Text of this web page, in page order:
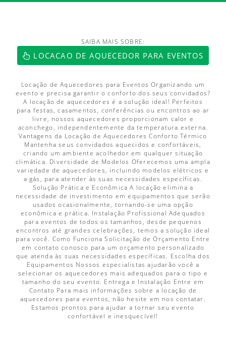
https://www.luftmaxi.com.br/
SAIBA MAIS SOBRE:
LOCACAO DE AQUECEDOR PARA EVENTOS
Locação de Aquecedores para Eventos Organizando um
evento e precisa garantir o conforto dos seus convidados?
A locação de aquecedores é a solução ideal! Perfeitos
para festas, casamentos, conferências ou encontros ao ar
livre, nossos aquecedores proporcionam calor e
aconchego, independentemente da temperatura externa.
Vantagens da Locação de Aquecedores Conforto Térmico
Mantenha seus convidados aquecidos e confortáveis,
criando um ambiente acolhedor em qualquer situação
climática. Diversidade de Modelos Oferecemos uma ampla
variedade de aquecedores, incluindo modelos elétricos e
a gás, para atender às suas necessidades específicas.
Solução Prática e Econômica A locação elimina a
necessidade de investimento em equipamentos que serão
usados ocasionalmente, tornando-se uma opção
econômica e prática. Instalação Profissional Adequados
para eventos de todos os tamanhos, desde pequenos
encontros até grandes celebrações, temos a solução ideal
para você. Como Funciona Solicitação de Orçamento Entre
em contato conosco para um orçamento personalizado
que atenda às suas necessidades específicas. Escolha dos
Equipamentos Nossos especialistas ajudarão você a
selecionar os aquecedores mais adequados para o tipo e
tamanho do seu evento. Entrega e Instalação Entre em
Contato Para mais informações sobre a locação de
aquecedores para eventos, não hesite em nos contatar.
Estamos prontos para ajudar a tornar seu evento
confortável e inesquecível!